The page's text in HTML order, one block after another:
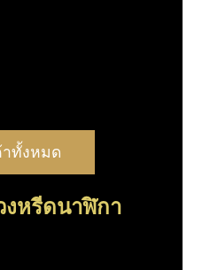
ทั้งหมด
งหรีดนาฬิกา